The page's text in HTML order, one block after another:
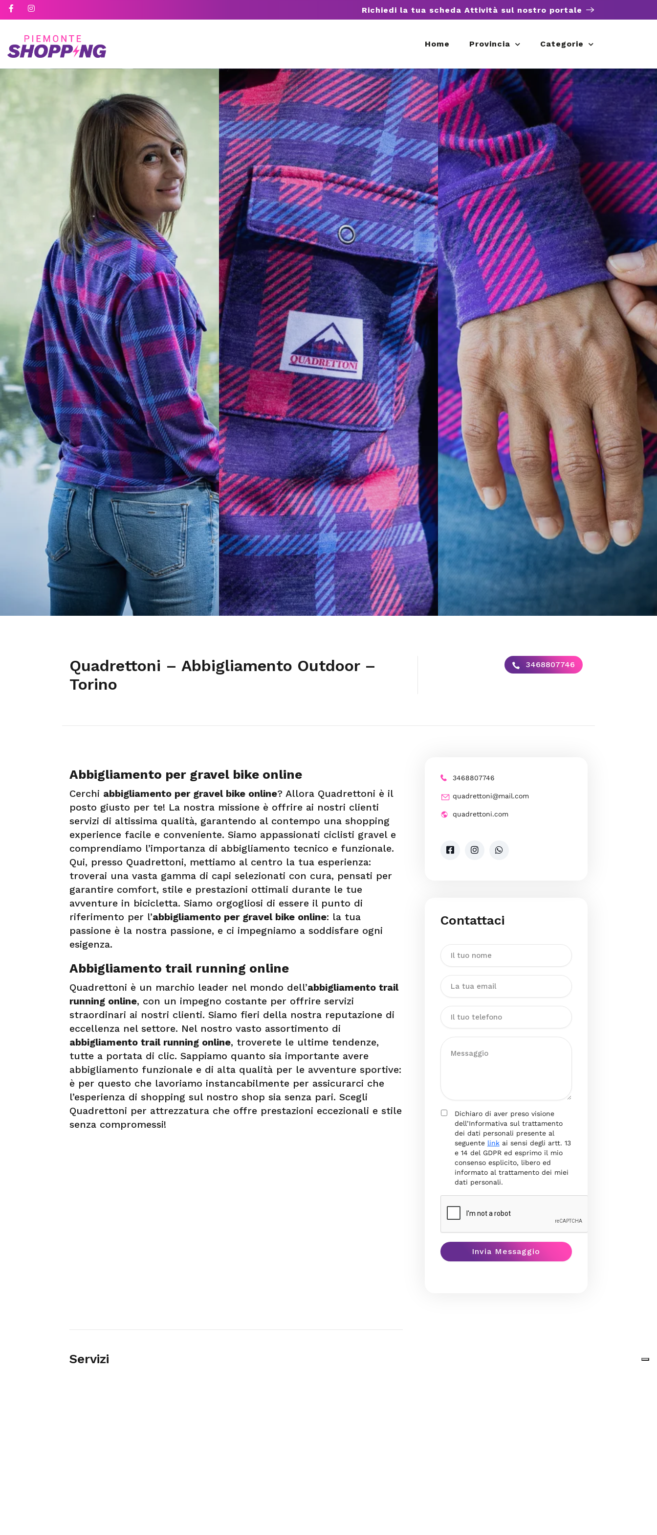
Richiedi la tua scheda Attività sul nostro portale
Home Provincia Categorie
Quadrettoni – Abbigliamento Outdoor –
Torino
3468807746
Abbigliamento per gravel bike online
Cerchi abbigliamento per gravel bike online? Allora Quadrettoni è il
posto giusto per te! La nostra missione è offrire ai nostri clienti
servizi di altissima qualità, garantendo al contempo una shopping
experience facile e conveniente. Siamo appassionati ciclisti gravel e
comprendiamo l’importanza di abbigliamento tecnico e funzionale.
Qui, presso Quadrettoni, mettiamo al centro la tua esperienza:
troverai una vasta gamma di capi selezionati con cura, pensati per
garantire comfort, stile e prestazioni ottimali durante le tue
avventure in bicicletta. Siamo orgogliosi di essere il punto di
riferimento per l’abbigliamento per gravel bike online: la tua
passione è la nostra passione, e ci impegniamo a soddisfare ogni
esigenza.
Abbigliamento trail running online
Quadrettoni è un marchio leader nel mondo dell’abbigliamento trail
running online, con un impegno costante per offrire servizi
straordinari ai nostri clienti. Siamo fieri della nostra reputazione di
eccellenza nel settore. Nel nostro vasto assortimento di
abbigliamento trail running online, troverete le ultime tendenze,
tutte a portata di clic. Sappiamo quanto sia importante avere
abbigliamento funzionale e di alta qualità per le avventure sportive:
è per questo che lavoriamo instancabilmente per assicurarci che
l’esperienza di shopping sul nostro shop sia senza pari. Scegli
Quadrettoni per attrezzatura che offre prestazioni eccezionali e stile
senza compromessi!
Servizi
3468807746
quadrettoni@mail.com
quadrettoni.com
Contattaci
Dichiaro di aver preso visione
dell’Informativa sul trattamento
dei dati personali presente al
seguente linkai sensi degli artt. 13
e 14 del GDPR ed esprimo il mio
consenso esplicito, libero ed
informato al trattamento dei miei
dati personali.